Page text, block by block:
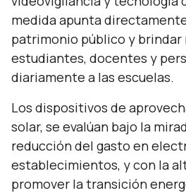
medida apunta
patrimonio público y
estudiantes, docentes y
diariamente a las escuelas.
Los dispositivos de
solar, se evalúan bajo la
reducción del gasto en
establecimientos, y con la
promover la transición